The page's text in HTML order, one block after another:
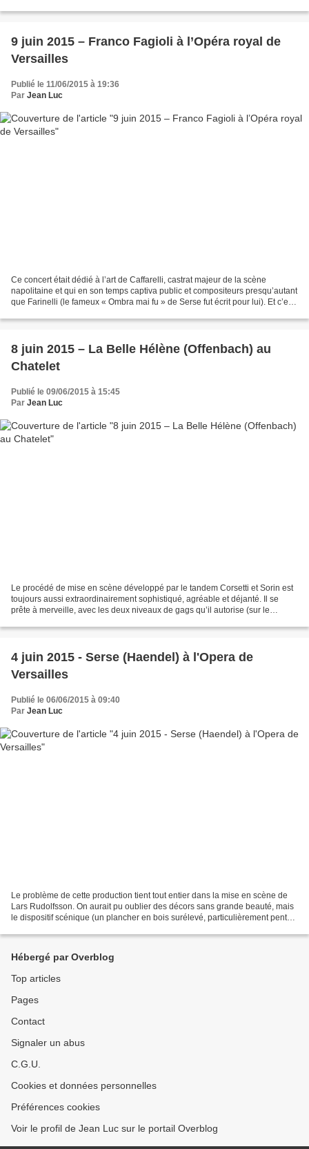
9 juin 2015 – Franco Fagioli à l’Opéra royal de
Versailles
Publié le 11/06/2015 à 19:36
Par Jean Luc
Ce concert était dédié à l’art de Caffarelli, castrat majeur de la scène
napolitaine et qui en son temps captiva public et compositeurs presqu’autant
que Farinelli (le fameux « Ombra mai fu » de Serse fut écrit pour lui). Et c’est
8 juin 2015 – La Belle Hélène (Offenbach) au
Chatelet
Publié le 09/06/2015 à 15:45
Par Jean Luc
Le procédé de mise en scène développé par le tandem Corsetti et Sorin est
toujours aussi extraordinairement sophistiqué, agréable et déjanté. Il se
prête à merveille, avec les deux niveaux de gags qu’il autorise (sur le
4 juin 2015 - Serse (Haendel) à l'Opera de
Versailles
Publié le 06/06/2015 à 09:40
Par Jean Luc
Le problème de cette production tient tout entier dans la mise en scène de
Lars Rudolfsson. On aurait pu oublier des décors sans grande beauté, mais
le dispositif scénique (un plancher en bois surélevé, particulièrement pentu
Hébergé par Overblog
Top articles
Pages
Contact
Signaler un abus
C.G.U.
Cookies et données personnelles
Préférences cookies
Voir le profil de Jean Luc sur le portail Overblog